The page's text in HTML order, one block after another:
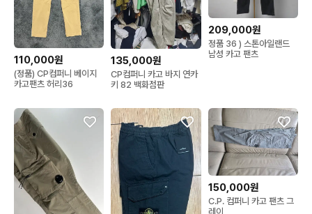
110,000원
(정품) CP컴퍼니 베이지
카고팬츠 허리36
135,000원
CP컴퍼니 카고 바지 연카
키 82 백화점판
209,000원
정품 36 ) 스톤아일랜드
남성 카고 팬츠
150,000원
C.P. 컴퍼니 카고 팬츠 그
레이